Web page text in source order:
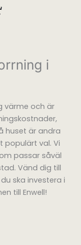
i
värme och är
huset är andra
populärt val. Vi
passar såväl
Vänd dig till
ska investera i
till Enwell!